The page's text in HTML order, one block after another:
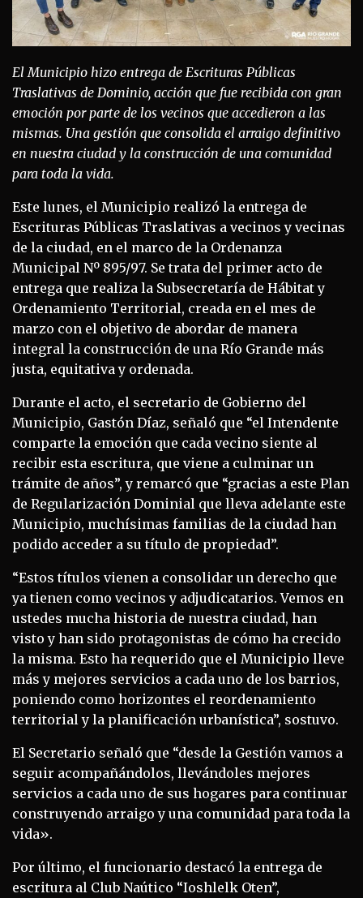
El Municipio hizo entrega de Escrituras Públicas
Traslativas de Dominio, acción que fue recibida con gran
emoción por parte de los vecinos que accedieron a las
mismas. Una gestión que consolida el arraigo definitivo
en nuestra ciudad y la construcción de una comunidad
para toda la vida.
Este lunes, el Municipio realizó la entrega de
Escrituras Públicas Traslativas a vecinos y vecinas
de la ciudad, en el marco de la Ordenanza
Municipal Nº 895/97. Se trata del primer acto de
entrega que realiza la Subsecretaría de Hábitat y
Ordenamiento Territorial, creada en el mes de
marzo con el objetivo de abordar de manera
integral la construcción de una Río Grande más
justa, equitativa y ordenada.
Durante el acto, el secretario de Gobierno del
Municipio, Gastón Díaz, señaló que “el Intendente
comparte la emoción que cada vecino siente al
recibir esta escritura, que viene a culminar un
trámite de años”, y remarcó que “gracias a este Plan
de Regularización Dominial que lleva adelante este
Municipio, muchísimas familias de la ciudad han
podido acceder a su título de propiedad”.
“Estos títulos vienen a consolidar un derecho que
ya tienen como vecinos y adjudicatarios. Vemos en
ustedes mucha historia de nuestra ciudad, han
visto y han sido protagonistas de cómo ha crecido
la misma. Esto ha requerido que el Municipio lleve
más y mejores servicios a cada uno de los barrios,
poniendo como horizontes el reordenamiento
territorial y la planificación urbanística”, sostuvo.
El Secretario señaló que “desde la Gestión vamos a
seguir acompañándolos, llevándoles mejores
servicios a cada uno de sus hogares para continuar
construyendo arraigo y una comunidad para toda la
vida».
Por último, el funcionario destacó la entrega de
escritura al Club Naútico “Ioshlelk Oten”,